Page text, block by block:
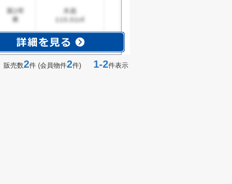
販売数2件 (会員物件2件) 1-2件表示